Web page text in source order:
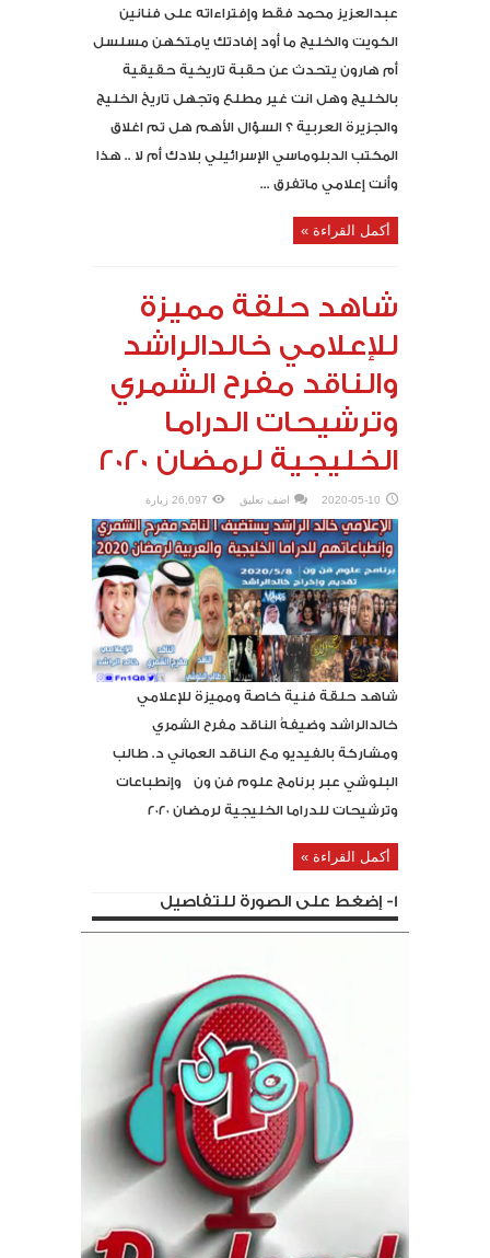
عبدالعزيز محمد فقط وإفتراءاته على فنانين
الكويت والخليج ما أود إفادتك يامتكهن مسلسل
أم هارون يتحدث عن حقبة تاريخية حقيقية
بالخليج وهل انت غير مطلع وتجهل تاريخ الخليج
والجزيرة العربية ؟ السؤال الأهم هل تم اغلاق
المكتب الدبلوماسي الإسرائيلي بلادك أم لا .. هذا
وأنت إعلامي ماتفرق ...
أكمل القراءة »
شاهد حلقة مميزة
للإعلامي خالدالراشد
والناقد مفرح الشمري
وترشيحات الدراما
الخليجية لرمضان 2020
2020-05-10 اضف تعليق 26,097 زيارة
شاهد حلقة فنية خاصة ومميزة للإعلامي
خالدالراشد وضيفهُ الناقد مفرح الشمري
ومشاركة بالفيديو مع الناقد العماني د. طالب
البلوشي عبر برنامج علوم فن ون وإنطباعات
وترشيحات للدراما الخليجية لرمضان ٢٠٢٠
أكمل القراءة »
1- إضغط على الصورة للتفاصيل